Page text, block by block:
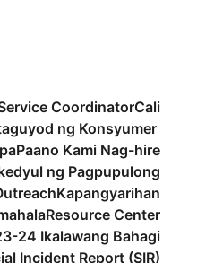
CoordinatorCali
ng Konsyumer
Paano Kami Nag-hire
ng Pagpupulong
Kapangyarihan
Resource Center
24 Ikalawang Bahagi
Incident Report (SIR)